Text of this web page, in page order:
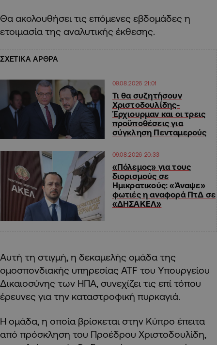
Θα ακολουθήσει τις επόμενες εβδομάδες η
ετοιμασία της αναλυτικής έκθεσης.
ΣΧΕΤΙΚΑ ΑΡΘΡΑ
09.08.2026 21:01
Τι θα συζητήσουν
Χριστοδουλίδης-
Έρχιουρμαν και οι τρεις
προϋποθέσεις για
σύγκληση Πενταμερούς
09.08.2026 20:33
«Πόλεμος» για τους
διορισμούς σε
Ημικρατικούς: «Άναψε»
φωτιές η αναφορά ΠτΔ σε
«ΔΗΣΑΚΕΛ»
Αυτή τη στιγμή, η δεκαμελής ομάδα της
ομοσπονδιακής υπηρεσίας ATF του Υπουργείου
Δικαιοσύνης των ΗΠΑ, συνεχίζει τις επί τόπου
έρευνες για την καταστροφική πυρκαγιά.
Η ομάδα, η οποία βρίσκεται στην Κύπρο έπειτα
από πρόσκληση του Προέδρου Χριστοδουλίδη,